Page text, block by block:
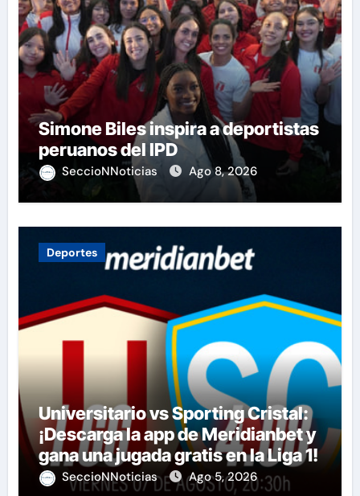
Simone Biles inspira a deportistas
peruanos del IPD
SeccioNNoticias Ago 8, 2026
Deportes
Universitario vs Sporting Cristal:
¡Descarga la app de Meridianbet y
gana una jugada gratis en la Liga 1!
SeccioNNoticias Ago 5, 2026